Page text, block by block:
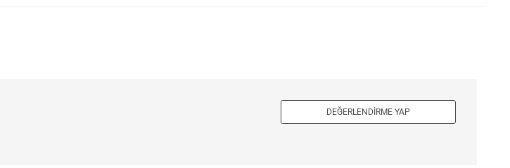
DEĞERLENDIRME YAP